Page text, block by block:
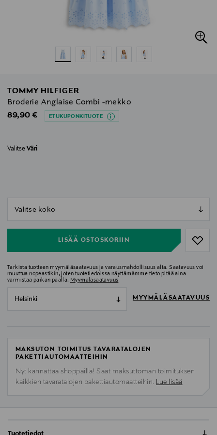
TOMMY HILFIGER
Broderie Anglaise Combi -mekko
Original Price
89,90 € ETUKUPONKITUOTE
Valitse Väri
LISÄÄ OSTOSKORIIN
Tarkista tuotteen myymäläsaatavuus ja varausmahdollisuus alta. Saatavuus voi
muuttua nopeastikin, joten tuotetiedoissa näyttämämme tieto pitää aina
varmistaa paikan päällä. Myymäläsaatavuus
Helsinki MYYMÄLÄSAATAVUUS
MAKSUTON TOIMITUS TAVARATALOJEN
PAKETTIAUTOMAATTEIHIN
Nyt kannattaa shoppailla! Saat maksuttoman toimituksen
kaikkien tavaratalojen pakettiautomaatteihin. Lue lisää